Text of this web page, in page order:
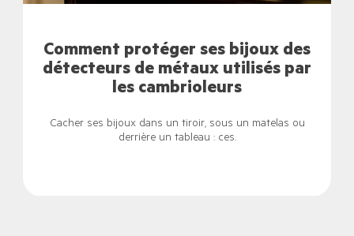
Comment protéger ses bijoux des
détecteurs de métaux utilisés par
les cambrioleurs
Cacher ses bijoux dans un tiroir, sous un matelas ou
derrière un tableau : ces.